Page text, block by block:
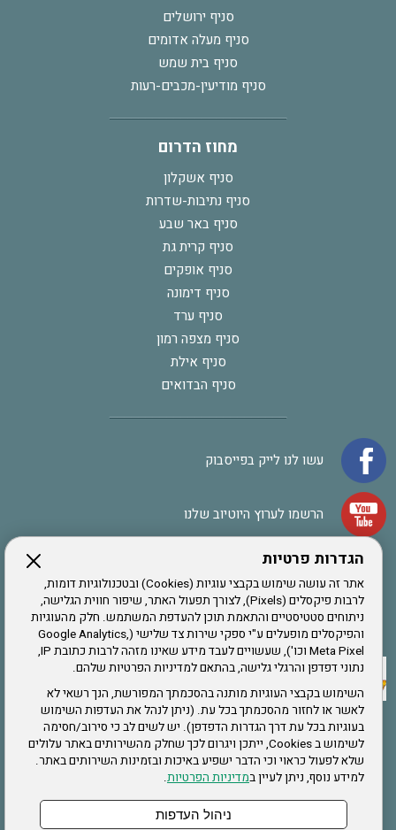
הגדרות פרטיות
אתר זה עושה שימוש בקבצי עוגיות (Cookies) ובטכנולוגיות דומות,
לרבות פיקסלים (Pixels), לצורך תפעול האתר, שיפור חווית הגלישה,
ניתוחים סטטיסטיים והתאמת תוכן להעדפת המשתמש. חלק מהעוגיות
והפיקסלים מופעלים ע"י ספקי שירות צד שלישי (Google Analytics,
Meta Pixel וכו'), שעשויים לעבד מידע שאינו מזהה לרבות כתובת IP,
נתוני דפדפן והרגלי גלישה, בהתאם למדיניות הפרטיות שלהם.
השימוש בקבצי העוגיות מותנה בהסכמתך המפורשת, הנך רשאי לא
לאשר או לחזור מהסכמתך בכל עת. (ניתן לנהל את העדפות השימוש
בעוגיות בכל עת דרך הגדרות הדפדפן). יש לשים לב כי סירוב/חסימה
לשימוש ב Cookies, ייתכן ויגרום לכך שחלק מהשירותים באתר עלולים
שלא לפעול כראוי וכי הדבר ישפיע באיכות ובזמינות השירותים באתר.
למידע נוסף, ניתן לעיין במדיניות הפרטיות.
ניהול העדפות
סניף ירושלים
סניף מעלה אדומים
סניף בית שמש
סניף מודיעין-מכבים-רעות
מחוז הדרום
סניף אשקלון
סניף נתיבות-שדרות
סניף באר שבע
סניף קרית גת
סניף אופקים
סניף דימונה
סניף ערד
סניף מצפה רמון
סניף אילת
סניף הבדואים
עשו לנו לייק בפייסבוק
הרשמו לערוץ היוטיוב שלנו
אתר צה"ל
תקנון האתר
שירותים
תעסוקה
בריאות